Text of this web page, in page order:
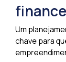
Um
chave para